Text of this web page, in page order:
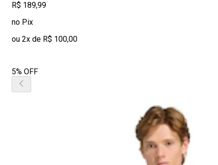
R$ 189,99
no Pix
ou 2x de R$ 100,00
5% OFF